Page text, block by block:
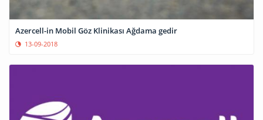
Azercell-in Mobil Göz Klinikası Ağdama gedir
13-09-2018